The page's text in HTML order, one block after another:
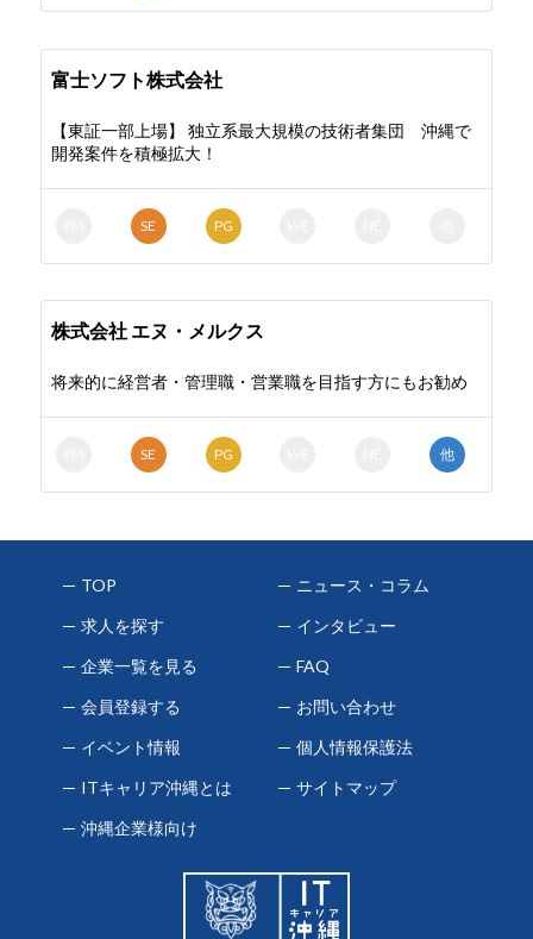
富士ソフト株式会社
【東証一部上場】 独立系最大規模の技術者集団 沖縄で
開発案件を積極拡大！
SE PG
株式会社 エヌ・メルクス
将来的に経営者・管理職・営業職を目指す方にもお勧め
SE PG 他
TOP
求人を探す
企業一覧を見る
会員登録する
イベント情報
ITキャリア沖縄とは
沖縄企業様向け
ニュース・コラム
インタビュー
FAQ
お問い合わせ
個人情報保護法
サイトマップ